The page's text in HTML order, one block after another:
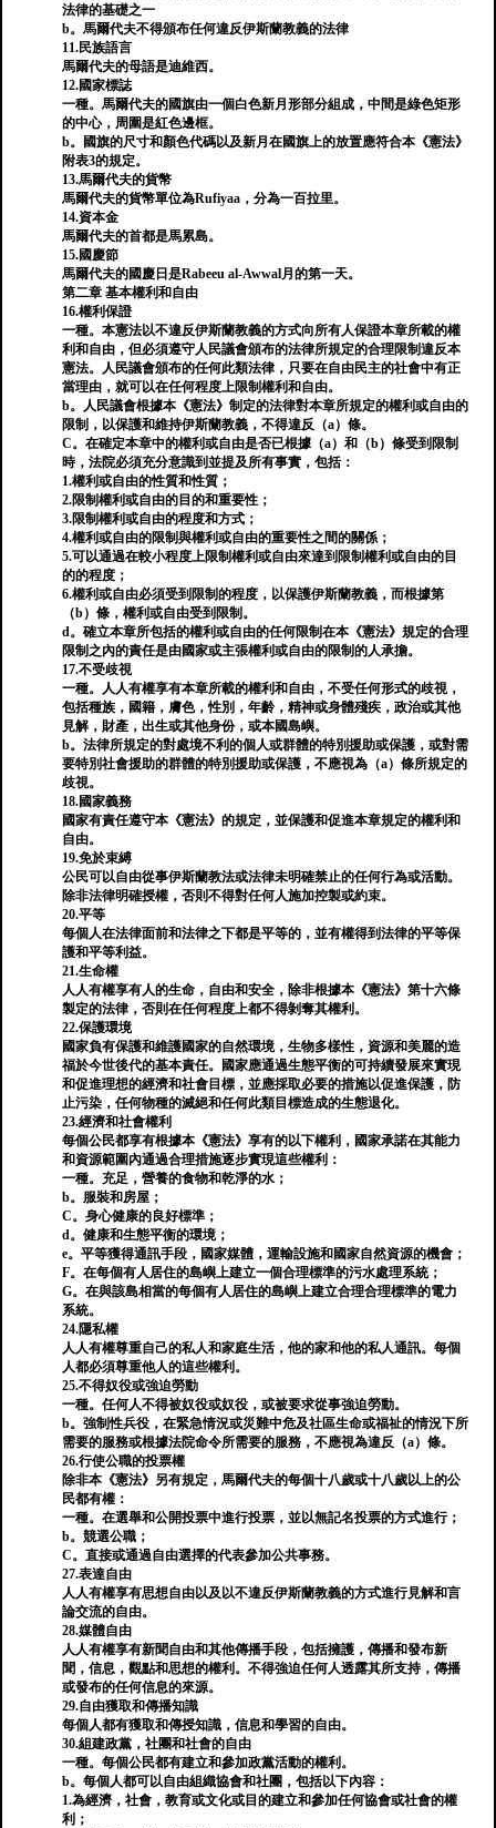
法律的基礎之一
b。馬爾代夫不得頒布任何違反伊斯蘭教義的法律
11.民族語言
馬爾代夫的母語是迪維西。
12.國家標誌
一種。馬爾代夫的國旗由一個白色新月形部分組成，中間是綠色矩形
的中心，周圍是紅色邊框。
b。國旗的尺寸和顏色代碼以及新月在國旗上的放置應符合本《憲法》
附表3的規定。
13.馬爾代夫的貨幣
馬爾代夫的貨幣單位為Rufiyaa，分為一百拉里。
14.資本金
馬爾代夫的首都是馬累島。
15.國慶節
馬爾代夫的國慶日是Rabeeu al-Awwal月的第一天。
第二章 基本權利和自由
16.權利保證
一種。本憲法以不違反伊斯蘭教義的方式向所有人保證本章所載的權
利和自由，但必須遵守人民議會頒布的法律所規定的合理限制違反本
憲法。人民議會頒布的任何此類法律，只要在自由民主的社會中有正
當理由，就可以在任何程度上限制權利和自由。
b。人民議會根據本《憲法》制定的法律對本章所規定的權利或自由的
限制，以保護和維持伊斯蘭教義，不得違反（a）條。
C。在確定本章中的權利或自由是否已根據（a）和（b）條受到限制
時，法院必須充分意識到並提及所有事實，包括：
1.權利或自由的性質和性質；
2.限制權利或自由的目的和重要性；
3.限制權利或自由的程度和方式；
4.權利或自由的限制與權利或自由的重要性之間的關係；
5.可以通過在較小程度上限制權利或自由來達到限制權利或自由的目
的的程度；
6.權利或自由必須受到限制的程度，以保護伊斯蘭教義，而根據第
（b）條，權利或自由受到限制。
d。確立本章所包括的權利或自由的任何限制在本《憲法》規定的合理
限制之內的責任是由國家或主張權利或自由的限制的人承擔。
17.不受歧視
一種。人人有權享有本章所載的權利和自由，不受任何形式的歧視，
包括種族，國籍，膚色，性別，年齡，精神或身體殘疾，政治或其他
見解，財產，出生或其他身份，或本國島嶼。
b。法律所規定的對處境不利的個人或群體的特別援助或保護，或對需
要特別社會援助的群體的特別援助或保護，不應視為（a）條所規定的
歧視。
18.國家義務
國家有責任遵守本《憲法》的規定，並保護和促進本章規定的權利和
自由。
19.免於束縛
公民可以自由從事伊斯蘭教法或法律未明確禁止的任何行為或活動。
除非法律明確授權，否則不得對任何人施加控製或約束。
20.平等
每個人在法律面前和法律之下都是平等的，並有權得到法律的平等保
護和平等利益。
21.生命權
人人有權享有人的生命，自由和安全，除非根據本《憲法》第十六條
製定的法律，否則在任何程度上都不得剝奪其權利。
22.保護環境
國家負有保護和維護國家的自然環境，生物多樣性，資源和美麗的造
福於今世後代的基本責任。國家應通過生態平衡的可持續發展來實現
和促進理想的經濟和社會目標，並應採取必要的措施以促進保護，防
止污染，任何物種的滅絕和任何此類目標造成的生態退化。
23.經濟和社會權利
每個公民都享有根據本《憲法》享有的以下權利，國家承諾在其能力
和資源範圍內通過合理措施逐步實現這些權利：
一種。充足，營養的食物和乾淨的水；
b。服裝和房屋；
C。身心健康的良好標準；
d。健康和生態平衡的環境；
e。平等獲得通訊手段，國家媒體，運輸設施和國家自然資源的機會；
F。在每個有人居住的島嶼上建立一個合理標準的污水處理系統；
G。在與該島相當的每個有人居住的島嶼上建立合理合理標準的電力
系統。
24.隱私權
人人有權尊重自己的私人和家庭生活，他的家和他的私人通訊。每個
人都必須尊重他人的這些權利。
25.不得奴役或強迫勞動
一種。任何人不得被奴役或奴役，或被要求從事強迫勞動。
b。強制性兵役，在緊急情況或災難中危及社區生命或福祉的情況下所
需要的服務或根據法院命令所需要的服務，不應視為違反（a）條。
26.行使公職的投票權
除非本《憲法》另有規定，馬爾代夫的每個十八歲或十八歲以上的公
民都有權：
一種。在選舉和公開投票中進行投票，並以無記名投票的方式進行；
b。競選公職；
C。直接或通過自由選擇的代表參加公共事務。
27.表達自由
人人有權享有思想自由以及以不違反伊斯蘭教義的方式進行見解和言
論交流的自由。
28.媒體自由
人人有權享有新聞自由和其他傳播手段，包括擁護，傳播和發布新
聞，信息，觀點和思想的權利。不得強迫任何人透露其所支持，傳播
或發布的任何信息的來源。
29.自由獲取和傳播知識
每個人都有獲取和傳授知識，信息和學習的自由。
30.組建政黨，社團和社會的自由
一種。每個公民都有建立和參加政黨活動的權利。
b。每個人都可以自由組織協會和社團，包括以下內容：
1.為經濟，社會，教育或文化或目的建立和參加任何協會或社會的權
利；